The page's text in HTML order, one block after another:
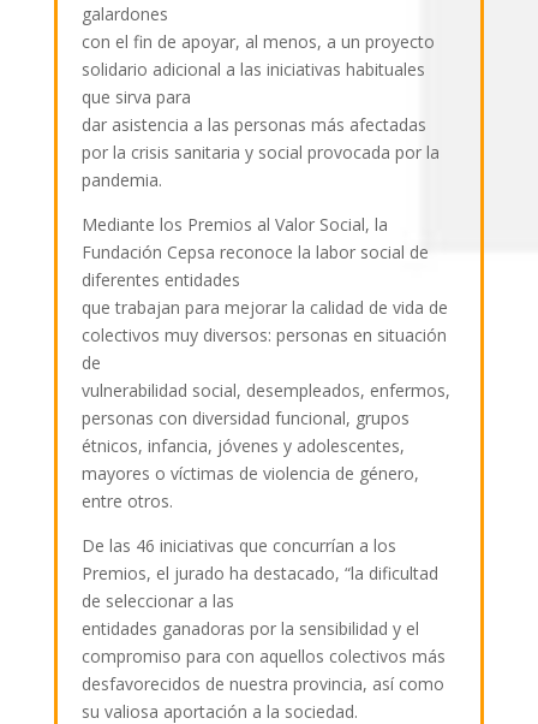
galardones
con el fin de apoyar, al menos, a un proyecto
solidario adicional a las iniciativas habituales
que sirva para
dar asistencia a las personas más afectadas
por la crisis sanitaria y social provocada por la
pandemia.
Mediante los Premios al Valor Social, la
Fundación Cepsa reconoce la labor social de
diferentes entidades
que trabajan para mejorar la calidad de vida de
colectivos muy diversos: personas en situación
de
vulnerabilidad social, desempleados, enfermos,
personas con diversidad funcional, grupos
étnicos, infancia, jóvenes y adolescentes,
mayores o víctimas de violencia de género,
entre otros.
De las 46 iniciativas que concurrían a los
Premios, el jurado ha destacado, “la dificultad
de seleccionar a las
entidades ganadoras por la sensibilidad y el
compromiso para con aquellos colectivos más
desfavorecidos de nuestra provincia, así como
su valiosa aportación a la sociedad.